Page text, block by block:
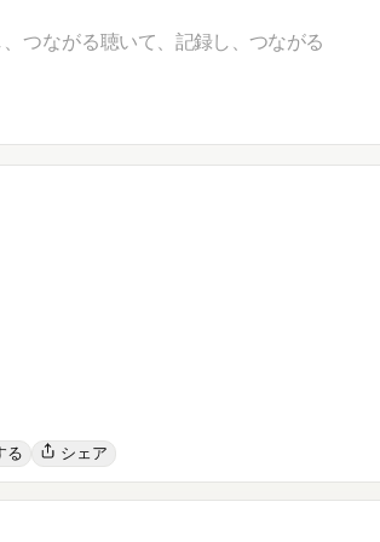
つながる聴いて、記録し、つながる
る シェア